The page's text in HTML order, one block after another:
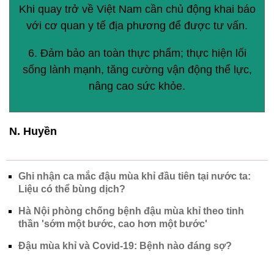
Khi quay trở về Việt Nam cần chủ động khai báo
với cơ quan y tế địa phương để được tư vấn.
6. Đảm bảo an toàn thực phẩm; thực hiện lối
sống lành mạnh, tăng cường vận động thể lực,
nâng cao sức khỏe.
N. Huyền
Ghi nhận ca mắc đậu mùa khỉ đầu tiên tại nước ta:
Liệu có thể bùng dịch?
Hà Nội phòng chống bệnh đậu mùa khỉ theo tinh
thần 'sớm một bước, cao hơn một bước'
Đậu mùa khỉ và Covid-19: Bệnh nào đáng sợ?